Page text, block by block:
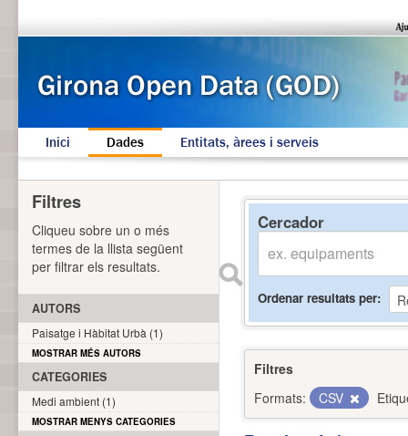
Inici Dades Entitats, àrees i serveis
Cercador
Ordenar resultats per
Filtres
Formats:
CSV
Filtres
Cliqueu sobre un o més
termes de la llista següent
per filtrar els resultats.
AUTORS
Paisatge i Hàbitat Urbà (1)
MOSTRAR MÉS AUTORS
CATEGORIES
Medi ambient (1)
MOSTRAR MENYS CATEGORIES